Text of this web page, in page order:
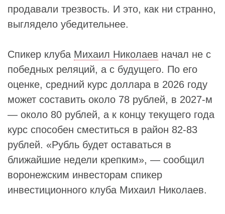
продавали трезвость. И это, как ни странно,
выглядело убедительнее.
Спикер клуба Михаил Николаев начал не с
победных реляций, а с будущего. По его
оценке, средний курс доллара в 2026 году
может составить около 78 рублей, в 2027-м
— около 80 рублей, а к концу текущего года
курс способен сместиться в район 82-83
рублей. «Рубль будет оставаться в
ближайшие недели крепким», — сообщил
воронежским инвесторам спикер
инвестиционного клуба Михаил Николаев.